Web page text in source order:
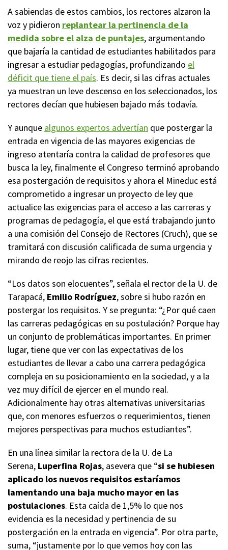
A sabiendas de estos cambios, los rectores alzaron la
voz y pidieron replantear la pertinencia de la
medida sobre el alza de puntajes, argumentando
que bajaría la cantidad de estudiantes habilitados para
ingresar a estudiar pedagogías, profundizando el
déficit que tiene el país. Es decir, si las cifras actuales
ya muestran un leve descenso en los seleccionados, los
rectores decían que hubiesen bajado más todavía.
Y aunque algunos expertos advertían que postergar la
entrada en vigencia de las mayores exigencias de
ingreso atentaría contra la calidad de profesores que
busca la ley, finalmente el Congreso terminó aprobando
esa postergación de requisitos y ahora el Mineduc está
comprometido a ingresar un proyecto de ley que
actualice las exigencias para el acceso a las carreras y
programas de pedagogía, el que está trabajando junto
a una comisión del Consejo de Rectores (Cruch), que se
tramitará con discusión calificada de suma urgencia y
mirando de reojo las cifras recientes.
“Los datos son elocuentes”, señala el rector de la U. de
Tarapacá, Emilio Rodríguez, sobre si hubo razón en
postergar los requisitos. Y se pregunta: “¿Por qué caen
las carreras pedagógicas en su postulación? Porque hay
un conjunto de problemáticas importantes. En primer
lugar, tiene que ver con las expectativas de los
estudiantes de llevar a cabo una carrera pedagógica
compleja en su posicionamiento en la sociedad, y a la
vez muy difícil de ejercer en el mundo real.
Adicionalmente hay otras alternativas universitarias
que, con menores esfuerzos o requerimientos, tienen
mejores perspectivas para muchos estudiantes”.
En una línea similar la rectora de la U. de La
Serena, Luperfina Rojas, asevera que “si se hubiesen
aplicado los nuevos requisitos estaríamos
lamentando una baja mucho mayor en las
postulaciones. Esta caída de 1,5% lo que nos
evidencia es la necesidad y pertinencia de su
postergación en la entrada en vigencia”. Por otra parte,
suma, “justamente por lo que vemos hoy con las